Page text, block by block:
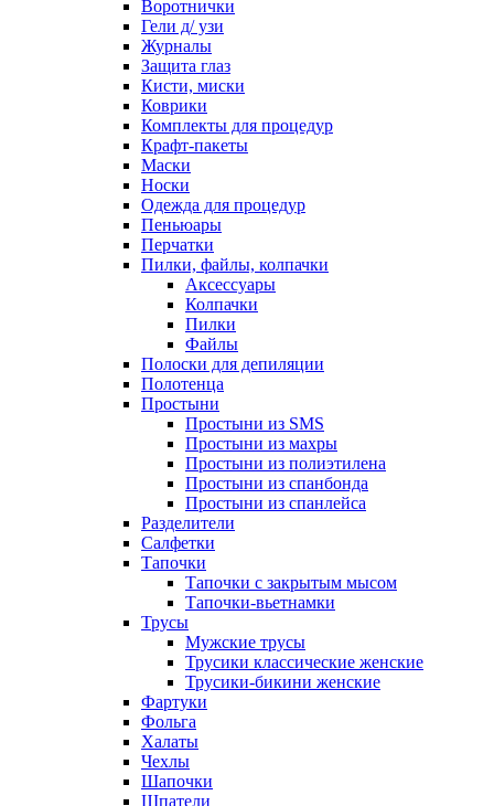
Воротнички
Гели д/ узи
Журналы
Защита глаз
Кисти, миски
Коврики
Комплекты для процедур
Крафт-пакеты
Маски
Носки
Одежда для процедур
Пеньюары
Перчатки
Пилки, файлы, колпачки
Аксессуары
Колпачки
Пилки
Файлы
Полоски для депиляции
Полотенца
Простыни
Простыни из SMS
Простыни из махры
Простыни из полиэтилена
Простыни из спанбонда
Простыни из спанлейса
Разделители
Салфетки
Тапочки
Тапочки с закрытым мысом
Тапочки-вьетнамки
Трусы
Мужские трусы
Трусики классические женские
Трусики-бикини женские
Фартуки
Фольга
Халаты
Чехлы
Шапочки
Шпатели